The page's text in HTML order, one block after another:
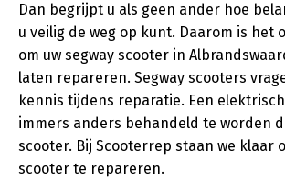
Dan begrijpt u als geen ander hoe
u veilig de weg op kunt. Daarom is het
om uw segway scooter in
laten repareren. Segway scooters
kennis tijdens reparatie. Een
immers anders behandeld te worden
scooter. Bij Scooterrep staan we klaar
scooter te repareren.